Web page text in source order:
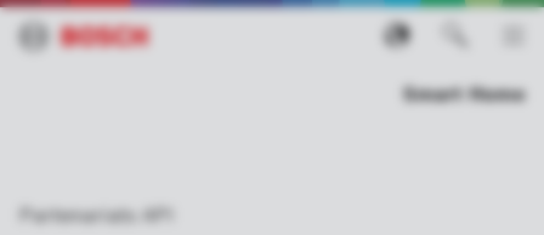
Smart Home
Partenariats API